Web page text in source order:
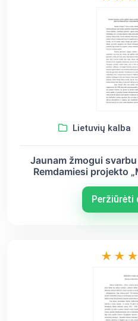
Lietuvių kalba
Jaunam žmogui
Remdamiesi projekto
Peržiūrėti